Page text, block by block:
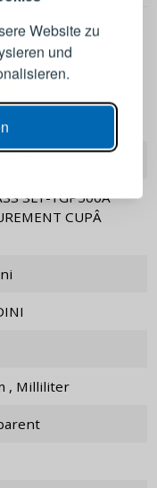
Website zu
und
CUPÂ
, Milliliter